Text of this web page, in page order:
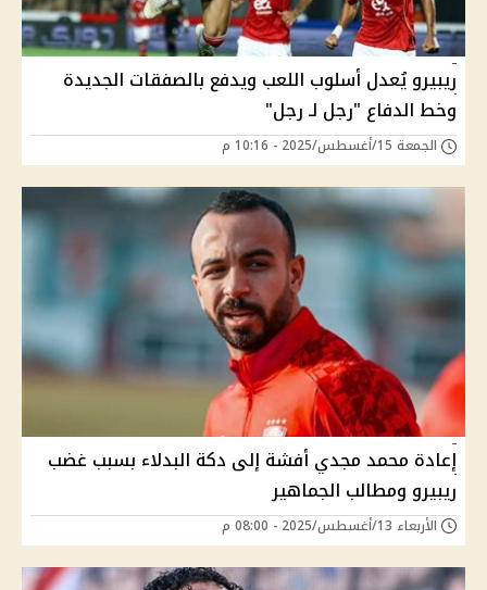
ريبيرو يُعدل أسلوب اللعب ويدفع بالصفقات الجديدة
وخط الدفاع "رجل لـ رجل"
الجمعة 15/أغسطس/2025 - 10:16 م
إعادة محمد مجدي أفشة إلى دكة البدلاء بسبب غضب
ريبيرو ومطالب الجماهير
الأربعاء 13/أغسطس/2025 - 08:00 م